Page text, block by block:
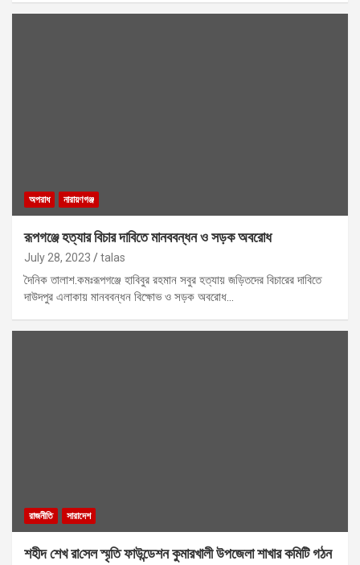
অপরাধ নারায়ণগঞ্জ
রূপগঞ্জে হত্যার বিচার দাবিতে মানববন্ধন ও সড়ক অবরোধ
July 28, 2023 talas
দৈনিক তালাশ.কমঃরূপগঞ্জে হাবিবুর রহমান সবুর হত্যায় জড়িতদের বিচারের দাবিতে
দাউদপুর এলাকায় মানববন্ধন বিক্ষোভ ও সড়ক অবরোধ…
রাজনীতি সারাদেশ
শহীদ শেখ রা‌সেল স্মৃতি ফাউন্ডেশন কুমারখালী উপজেলা শাখার ক‌মি‌টি গঠন